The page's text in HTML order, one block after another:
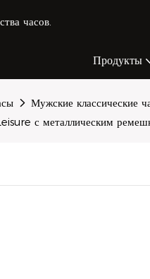
часов.
Продукты
Мужские классические
с металлическим